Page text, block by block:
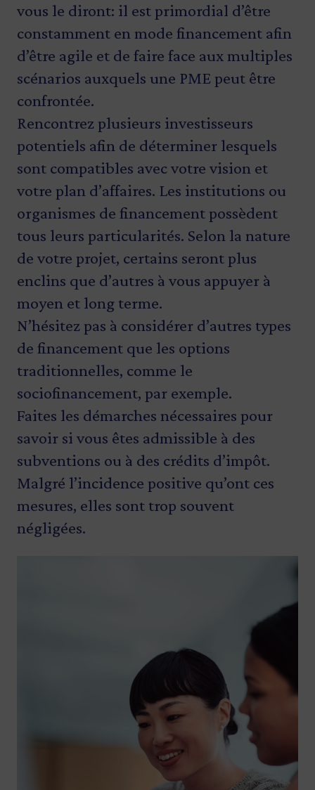
vous le diront: il est primordial d’être
constamment en mode financement afin
d’être agile et de faire face aux multiples
scénarios auxquels une PME peut être
confrontée.
Rencontrez plusieurs investisseurs
potentiels afin de déterminer lesquels
sont compatibles avec votre vision et
votre plan d’affaires. Les institutions ou
organismes de financement possèdent
tous leurs particularités. Selon la nature
de votre projet, certains seront plus
enclins que d’autres à vous appuyer à
moyen et long terme.
N’hésitez pas à considérer d’autres types
de financement que les options
traditionnelles, comme le
sociofinancement, par exemple.
Faites les démarches nécessaires pour
savoir si vous êtes admissible à des
subventions ou à des crédits d’impôt.
Malgré l’incidence positive qu’ont ces
mesures, elles sont trop souvent
négligées.